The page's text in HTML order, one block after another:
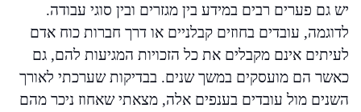
יש גם פערים רבים במידע בין מגזרים ובין סוגי עבודה.
לדוגמה, עובדים בחוזים קבלניים או דרך חברות כוח אדם
לעיתים אינם מקבלים את כל הזכויות המגיעות להם, גם
כאשר הם מועסקים במשך שנים. בבדיקות שערכתי לאורך
השנים מול עובדים בענפים אלה, מצאתי שאחוז ניכר מהם